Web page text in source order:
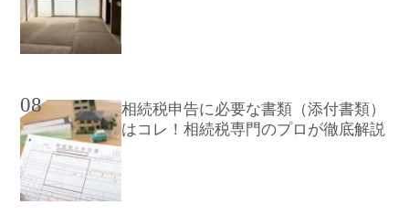
08
相続税申告に必要な書類（添付書類）
はコレ！相続税専門のプロが徹底解説